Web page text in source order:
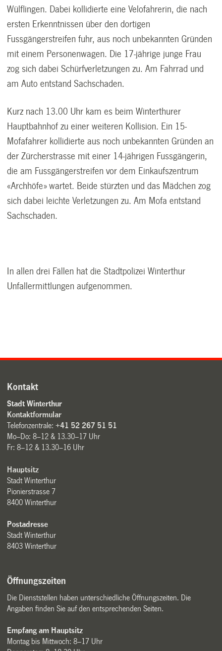
Wülflingen. Dabei kollidierte eine Velofahrerin, die nach
ersten Erkenntnissen über den dortigen
Fussgängerstreifen fuhr, aus noch unbekannten Gründen
mit einem Personenwagen. Die 17-jährige junge Frau
zog sich dabei Schürfverletzungen zu. Am Fahrrad und
am Auto entstand Sachschaden.
Kurz nach 13.00 Uhr kam es beim Winterthurer
Hauptbahnhof zu einer weiteren Kollision. Ein 15-
Mofafahrer kollidierte aus noch unbekannten Gründen an
der Zürcherstrasse mit einer 14-jährigen Fussgängerin,
die am Fussgängerstreifen vor dem Einkaufszentrum
«Archhöfe» wartet. Beide stürzten und das Mädchen zog
sich dabei leichte Verletzungen zu. Am Mofa entstand
Sachschaden.
In allen drei Fällen hat die Stadtpolizei Winterthur
Unfallermittlungen aufgenommen.
Kontakt
Stadt Winterthur
Kontaktformular
Telefonzentrale:+41 52 267 51 51
Mo–Do: 8–12 & 13.30–17 Uhr
Fr: 8–12 & 13.30–16 Uhr
Hauptsitz
Stadt Winterthur
Pionierstrasse 7
8400 Winterthur
Postadresse
Stadt Winterthur
8403 Winterthur
Öffnungszeiten
Die Dienststellen haben unterschiedliche Öffnungszeiten. Die
Angaben finden Sie auf den entsprechenden Seiten.
Empfang am Hauptsitz
Montag bis Mittwoch: 8–17 Uhr